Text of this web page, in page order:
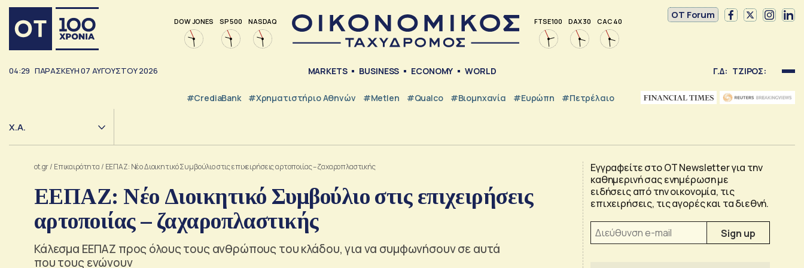
DOW JONES SP 500 NASDAQ FTSE 100 DAX 30 CAC 40
OT Forum
04:29 ΠΑΡΑΣΚΕΥΗ07 ΑΥΓΟΥΣΤΟΥ2026 MARKETS BUSINESS ECONOMY WORLD Γ.Δ: ΤΖΙΡΟΣ:
#CrediaBank #Χρηματιστήριο Αθηνών #metlen #Qualco #Βιομηχανία #Ευρώπη #Πετρέλαιο
Χ.Α.
ot.gr/ Επικαιρότητα / ΕΕΠΑΖ: Νέο Διοικητικό Συμβούλιο στις επιχειρήσεις αρτοποιίας – ζαχαροπλαστικής
ΕΕΠΑΖ: Νέο Διοικητικό Συμβούλιο στις επιχειρήσεις
αρτοποιίας – ζαχαροπλαστικής
Κάλεσμα ΕΕΠΑΖ προς όλους τους ανθρώπους του κλάδου, για να συμφωνήσουν σε αυτά
που τους ενώνουν
Εγγραφείτε στο OT Newsletter για την
καθημερινή σας ενημέρωση με
ειδήσεις από την οικονομία, τις
επιχειρήσεις, τις αγορές και τα διεθνή.